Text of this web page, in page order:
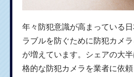
年々防犯意識が高まっている
ラブルを防ぐために防犯カメ
が増えています。シェアの大
格的な防犯カメラを業者に依